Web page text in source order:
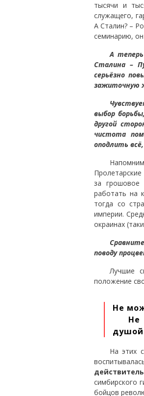
тысячи и
служащего,
А Сталин? –
семинарию,
А
Сталина –
серьёзно
зажиточную
выбор
другой
чистота
оподлить
за грошовое
работать на
тогда со
империи.
окраинах
поводу
Лучшие
положение
Не
Не
На этих
симбирского
бойцов